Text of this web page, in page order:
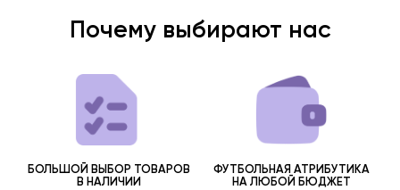
Почему выбирают нас
БОЛЬШОЙ ВЫБОР ТОВАРОВ
В НАЛИЧИИ
ФУТБОЛЬНАЯ АТРИБУТИКА
НА ЛЮБОЙ БЮДЖЕТ